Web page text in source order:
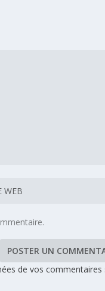
de vos commentaires